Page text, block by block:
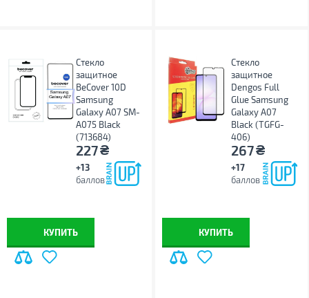
Стекло
защитное
BeCover 10D
Samsung
Galaxy A07 SM-
A075 Black
(713684)
227₴
+13
баллов
КУПИТЬ
Стекло
защитное
Dengos Full
Glue Samsung
Galaxy A07
Black (TGFG-
406)
267₴
+17
баллов
КУПИТЬ